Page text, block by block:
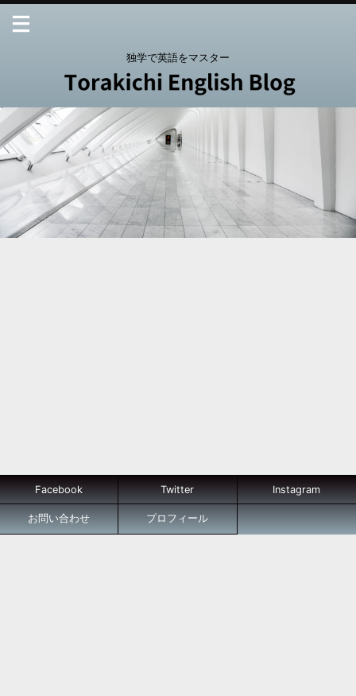
独学で英語をマスター
Facebook Twitter Instagram
お問い合わせ プロフィール